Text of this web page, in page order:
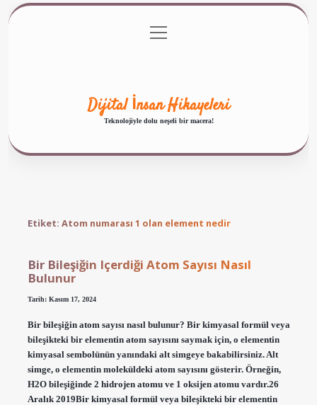
Gizlilik Politikası
menüyü
aç
Dijital İnsan Hikayeleri
Teknolojiyle dolu neşeli bir macera!
Etiket: Atom numarası 1 olan element nedir
Bir Bileşiğin Içerdiği Atom Sayısı Nasıl
Bulunur
Tarih: Kasım 17, 2024
Bir bileşiğin atom sayısı nasıl bulunur? Bir kimyasal formül veya
bileşikteki bir elementin atom sayısını saymak için, o elementin
kimyasal sembolünün yanındaki alt simgeye bakabilirsiniz. Alt
simge, o elementin moleküldeki atom sayısını gösterir. Örneğin,
H2O bileşiğinde 2 hidrojen atomu ve 1 oksijen atomu vardır.26
Aralık 2019Bir kimyasal formül veya bileşikteki bir elementin